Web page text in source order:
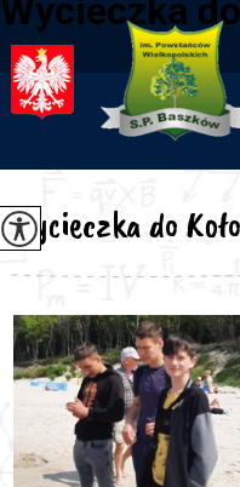
Wycieczka
Wycieczka do